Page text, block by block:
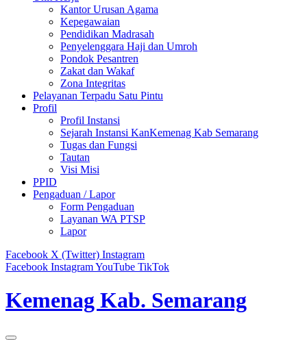
Kantor Urusan Agama
Kepegawaian
Pendidikan Madrasah
Penyelenggara Haji dan Umroh
Pondok Pesantren
Zakat dan Wakaf
Zona Integritas
Pelayanan Terpadu Satu Pintu
Profil
Profil Instansi
Sejarah Instansi KanKemenag Kab Semarang
Tugas dan Fungsi
Tautan
Visi Misi
PPID
Pengaduan / Lapor
Form Pengaduan
Layanan WA PTSP
Lapor
Facebook X (Twitter) Instagram
Facebook InstagramYouTube TikTok
Kemenag Kab. Semarang